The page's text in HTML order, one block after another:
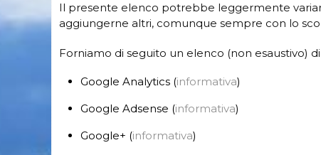
Il presente elenco potrebbe leggermente
aggiungerne altri, comunque sempre con lo
Forniamo di seguito un elenco (non esaustivo)
Google Analytics (informativa)
Google Adsense (informativa)
Google+ (informativa)